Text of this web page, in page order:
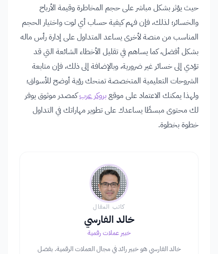
حيث يؤثر بشكل مباشر على حجم المخاطرة وقيمة الأرباح
والخسائر؛ لذلك، فإن فهم كيفية حساب أي لوت واختيار الحجم
المناسب من منصة لأخرى يساعد المتداول على إدارة رأس ماله
بشكل أفضل، كما يساهم في تقليل الأخطاء الشائعة التي قد
تؤدي إلى خسائر غير ضرورية، وبالإضافة إلى ذلك، فإن متابعة
الشروحات التعليمية المتخصصة تمنحك رؤية أوضح للأسواق؛
ولهذا يمكنك الاعتماد على موقعبروكر عربكمصدر موثوق يوفر
لك محتوى مبسطًا يساعدك على تطوير مهاراتك في التداول
خطوة بخطوة.
كاتب المقال
خالد الفارسي
خبير عملات رقمية
خالد الفارسي هو خبير رائد في مجال العملات الرقمية. بفضل